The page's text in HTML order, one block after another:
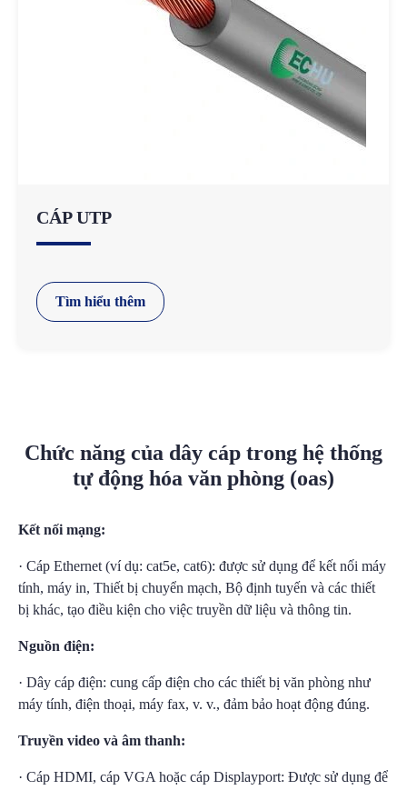
CÁP UTP
Tìm hiểu thêm
Chức năng của dây cáp trong hệ thống
tự động hóa văn phòng (oas)
Kết nối mạng:
· Cáp Ethernet (ví dụ: cat5e, cat6): được sử dụng để kết nối máy
tính, máy in, Thiết bị chuyển mạch, Bộ định tuyến và các thiết
bị khác, tạo điều kiện cho việc truyền dữ liệu và thông tin.
Nguồn điện:
· Dây cáp điện: cung cấp điện cho các thiết bị văn phòng như
máy tính, điện thoại, máy fax, v. v., đảm bảo hoạt động đúng.
Truyền video và âm thanh:
· Cáp HDMI, cáp VGA hoặc cáp Displayport: Được sử dụng để